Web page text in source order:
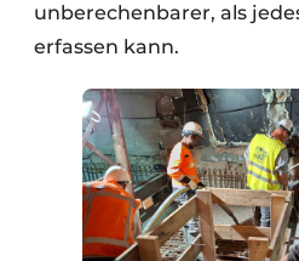
unberechenbarer, als
erfassen kann.